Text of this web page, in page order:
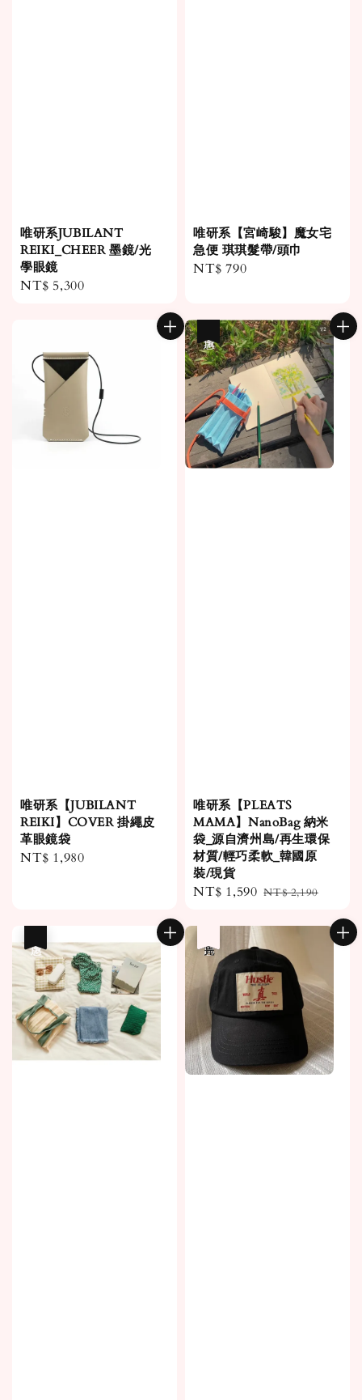
唯研系JUBILANT
REIKI_CHEER 墨鏡/光
學眼鏡
Regular
NT$ 5,300
唯研系【宮崎駿】魔女宅
急便 琪琪髮帶/頭巾
Regular
NT$ 790
唯研系【JUBILANT
REIKI】COVER 掛繩皮
革眼鏡袋
Regular
NT$ 1,980
唯研系【PLEATS
MAMA】NanoBag 納米
袋_源自濟州島/再生環保
材質/輕巧柔軟_韓國原
裝/現貨
Sale
NT$ 1,590 Regular
NT$ 2,190